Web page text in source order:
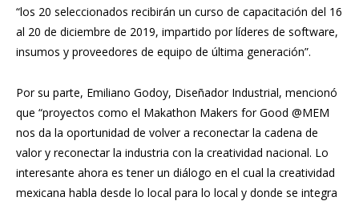
“los 20 seleccionados recibirán un curso de capacitación del 16
al 20 de diciembre de 2019, impartido por líderes de software,
insumos y proveedores de equipo de última generación”.
Por su parte, Emiliano Godoy, Diseñador Industrial, mencionó
que “proyectos como el Makathon Makers for Good @MEM
nos da la oportunidad de volver a reconectar la cadena de
valor y reconectar la industria con la creatividad nacional. Lo
interesante ahora es tener un diálogo en el cual la creatividad
mexicana habla desde lo local para lo local y donde se integra